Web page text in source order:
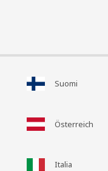
Suomi
Österreich
Italia